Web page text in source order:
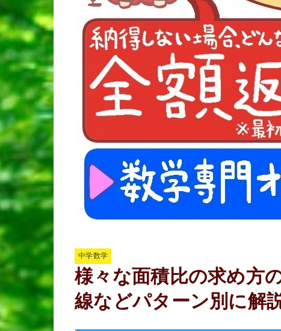
中学数学
様々な面積比の求め方
線などパターン別に解